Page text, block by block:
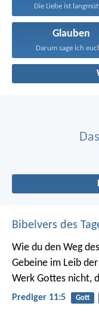
Die Liebe ist
Glauben
Darum sage ich
Bibelvers des
Wie du den Weg
Gebeine im Leib
Werk Gottes nicht,
Prediger 11:5 Gott